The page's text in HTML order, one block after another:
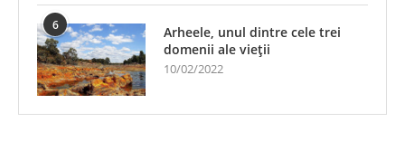
6
Arheele, unul dintre cele trei
domenii ale vieții
10/02/2022